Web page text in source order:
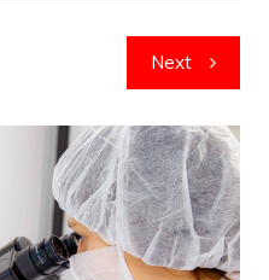
Next